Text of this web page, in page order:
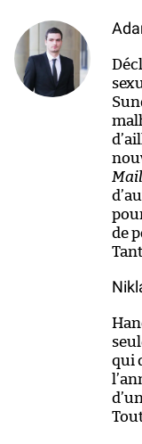
Mail
de
qui